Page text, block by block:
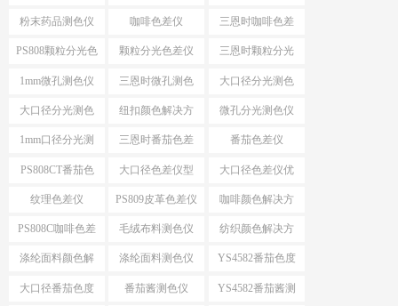
依据 品测色仪
粉末药品测色仪 咖啡色差仪 三恩时咖啡色差
仪
PS808颗粒分光色
差仪
颗粒分光色差仪 三恩时颗粒分光
色差仪
1mm微孔测色仪 三恩时微孔测色
仪
大口径分光测色
仪选型推荐
大口径分光测色
仪选型
纽扣颜色解决方
案
微孔分光测色仪
1mm口径分光测
色仪
三恩时番茄色差
仪
番茄色差仪
PS808CT番茄色
差仪
大口径色差仪型
号推荐
大口径色差仪优
势
纹理色差仪 PS809皮革色差仪 咖啡颜色解决方
案
PS808C咖啡色差
仪
毛绒布料测色仪 纺织颜色解决方
案
涤纶面料颜色解
决方案
涤纶面料测色仪 YS4582番茄色度
仪
大口径番茄色度 番茄酱测色仪 YS4582番茄酱测